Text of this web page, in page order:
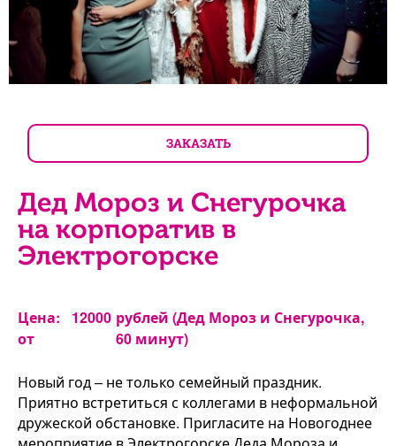
ЗАКАЗАТЬ
Дед Мороз и Снегурочка
на корпоратив в
Электрогорске
Цена:
от
12000 рублей (Дед Мороз и Снегурочка,
60 минут)
Новый год – не только семейный праздник.
Приятно встретиться с коллегами в неформальной
дружеской обстановке. Пригласите на Новогоднее